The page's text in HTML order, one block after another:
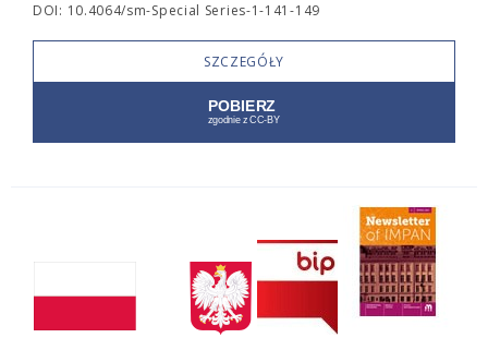
DOI: 10.4064/sm-Special Series-1-141-149
SZCZEGÓŁY